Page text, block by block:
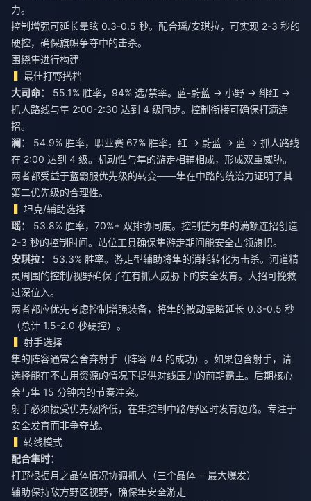
力。
控制增强可延长晕眩 0.3-0.5 秒。配合瑶/安琪拉，可实现 2-3 秒的
硬控，确保旗帜争夺中的击杀。
围绕隼进行构建
最佳打野搭档
大司命：
55.1% 胜率，94% 选/禁率。蓝-蔚蓝 → 小野 → 绯红 →
抓人路线与隼 2:00-2:30 达到 4 级同步。控制衔接可确保打满连
招。
澜：
54.9% 胜率，职业赛 67% 胜率。红 → 蔚蓝 → 蓝 → 抓人路线
在 2:00 达到 4 级。机动性与隼的游走相辅相成，形成双重威胁。
两者都受益于蓝霸服优先级的转变——隼在中路的统治力证明了其
第二优先级的合理性。
坦克/辅助选择
瑶：
53.8% 胜率，70%+ 双排协同度。控制链为隼的满额连招创造
2-3 秒的控制时间。站位工具确保隼游走期间能安全占领旗帜。
安琪拉：
53.3% 胜率。游走型辅助将隼的消耗转化为击杀。河道精
灵周围的控制/视野确保了在有抓人威胁下的安全发育。大招可挽救
过深位入。
两者都应优先考虑控制增强装备，将隼的被动晕眩延长 0.3-0.5 秒
（总计 1.5-2.0 秒硬控）。
射手选择
隼的阵容通常会舍弃射手（阵容 #4 的成功）。如果包含射手，请
选择能在不占用资源的情况下提供对线压力的前期霸主。后期核心
会与隼 15 分钟内的节奏冲突。
射手必须接受优先级降低，在隼控制中路/野区时发育边路。专注于
安全发育而非争夺战。
转线模式
配合隼时：
打野根据月之晶体情况协调抓人（三个晶体 = 最大爆发）
辅助保持敌方野区视野，确保隼安全游走